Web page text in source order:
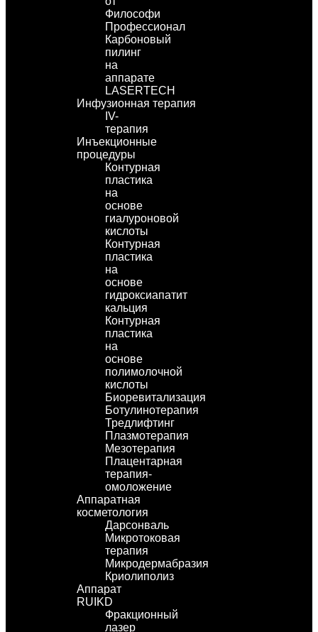
Философи
Профессионал
Карбоновый
пилинг
на
аппарате
LASERTECH
Инфузионная терапия
IV-
терапия
Инъекционные
процедуры
Контурная
пластика
на
основе
гиалуроновой
кислоты
Контурная
пластика
на
основе
гидроксиапатит
кальция
Контурная
пластика
на
основе
полимолочной
кислоты
Биоревитализация
Ботулинотерапия
Тредлифтинг
Плазмотерапия
Мезотерапия
Плацентарная
терапия-
омоложение
Аппаратная
косметология
Дарсонваль
Микротоковая
терапия
Микродермабразия
Криолиполиз
Аппарат
RUIKD
Фракционный
лазер